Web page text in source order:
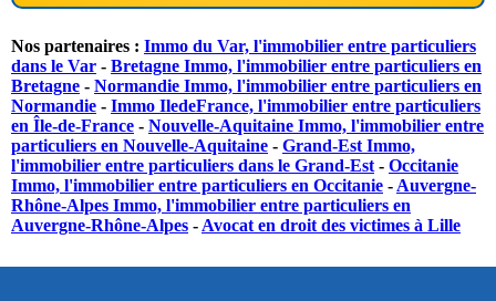
Nos partenaires : Immo du Var, l'immobilier entre particuliers
dans le Var - Bretagne Immo, l'immobilier entre particuliers en
Bretagne - Normandie Immo, l'immobilier entre particuliers en
Normandie - Immo IledeFrance, l'immobilier entre particuliers
en Île-de-France - Nouvelle-Aquitaine Immo, l'immobilier entre
particuliers en Nouvelle-Aquitaine - Grand-Est Immo,
l'immobilier entre particuliers dans le Grand-Est - Occitanie
Immo, l'immobilier entre particuliers en Occitanie - Auvergne-
Rhône-Alpes Immo, l'immobilier entre particuliers en
Auvergne-Rhône-Alpes - Avocat en droit des victimes à Lille